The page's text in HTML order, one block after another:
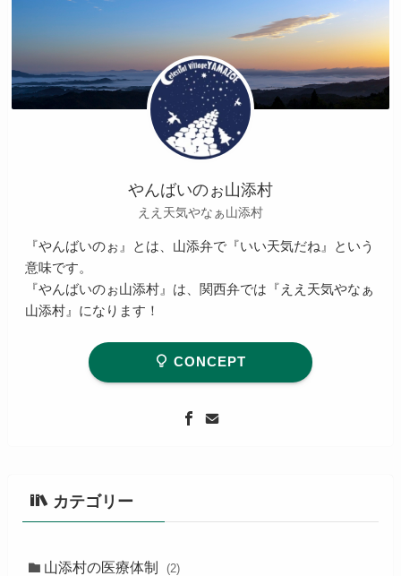
やんばいのぉ山添村
ええ天気やなぁ山添村
『やんばいのぉ』とは、山添弁で『いい天気だね』という
意味です。
『やんばいのぉ山添村』は、関西弁では『ええ天気やなぁ
山添村』になります！
CONCEPT
カテゴリー
山添村の医療体制 (2)